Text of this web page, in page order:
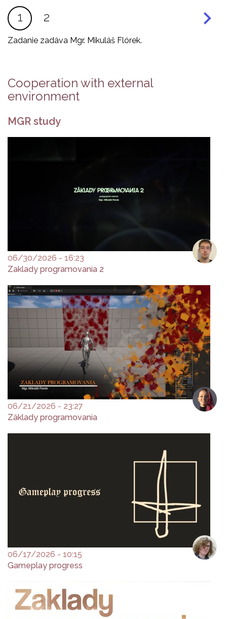
Pagination
Current
page
1 Page
2
Zadanie zadáva Mgr. Mikuláš Flórek.
Cooperation with external
environment
MGR study
06/30/2026 - 16:23
Zaklady programovania 2
06/21/2026 - 23:27
Základy programovania
06/17/2026 - 10:15
Gameplay progress